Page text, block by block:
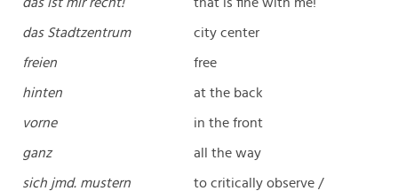
das Stadtzentrum city center
freien free
hinten at the back
vorne in the front
ganz all the way
sich jmd. mustern
to critically observe /